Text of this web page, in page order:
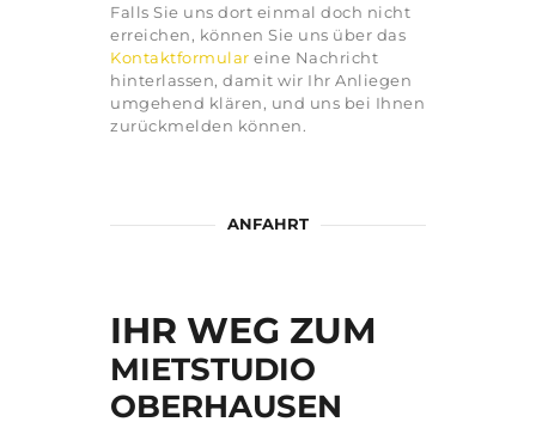
ÜBER UNS
Falls Sie uns dort einmal doch nicht
erreichen, können Sie uns über das
Kontaktformular eine Nachricht
hinterlassen, damit wir Ihr Anliegen
umgehend klären, und uns bei Ihnen
zurückmelden können.
ANFAHRT
IHR WEG ZUM
MIETSTUDIO
OBERHAUSEN